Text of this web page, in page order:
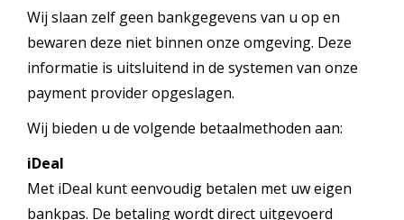
Wij slaan zelf geen bankgegevens van u op en
bewaren deze niet binnen onze omgeving. Deze
informatie is uitsluitend in de systemen van onze
payment provider opgeslagen.
Wij bieden u de volgende betaalmethoden aan:
iDeal
Met iDeal kunt eenvoudig betalen met uw eigen
bankpas. De betaling wordt direct uitgevoerd